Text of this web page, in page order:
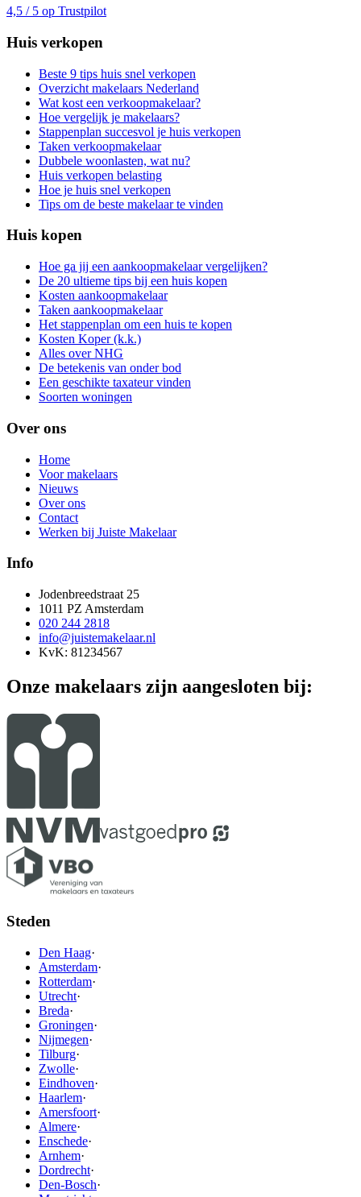
4,5 / 5 op Trustpilot
Huis verkopen
Beste 9 tips huis snel verkopen
Overzicht makelaars Nederland
Wat kost een verkoopmakelaar?
Hoe vergelijk je makelaars?
Stappenplan succesvol je huis verkopen
Taken verkoopmakelaar
Dubbele woonlasten, wat nu?
Huis verkopen belasting
Hoe je huis snel verkopen
Tips om de beste makelaar te vinden
Huis kopen
Hoe ga jij een aankoopmakelaar vergelijken?
De 20 ultieme tips bij een huis kopen
Kosten aankoopmakelaar
Taken aankoopmakelaar
Het stappenplan om een huis te kopen
Kosten Koper (k.k.)
Alles over NHG
De betekenis van onder bod
Een geschikte taxateur vinden
Soorten woningen
Over ons
Home
Voor makelaars
Nieuws
Over ons
Contact
Werken bij Juiste Makelaar
Info
Jodenbreedstraat 25
1011 PZ Amsterdam
020 244 2818
info@juistemakelaar.nl
KvK: 81234567
Onze makelaars zijn aangesloten bij:
Steden
Den Haag·
Amsterdam·
Rotterdam·
Utrecht·
Breda·
Groningen·
Nijmegen·
Tilburg·
Zwolle·
Eindhoven·
Haarlem·
Amersfoort·
Almere·
Enschede·
Arnhem·
Dordrecht·
Den-Bosch·